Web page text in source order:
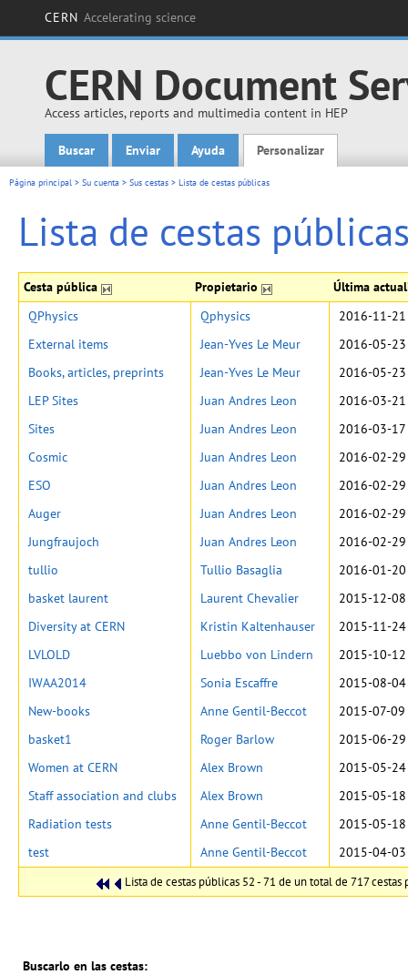
CERN Accelerating science
CERN Document
Access articles, reports and multimedia content in HEP
Main menu
Buscar Enviar Ayuda Personalizar
Página principal > Su cuenta > Sus cestas > Lista de cestas públicas
Lista de cestas
Cesta pública Propietario Última
Lista de cestas públicas 52 - 71 de un total de 717 cestas
QPhysics Qphysics
2016-11-
External items
Jean-Yves Le Meur
2016-05-
Books, articles, preprints
Jean-Yves Le Meur
2016-05-
LEP Sites
Juan Andres Leon
2016-03-
Sites
Juan Andres Leon
2016-03-
Cosmic
Juan Andres Leon
2016-02-
ESO
Juan Andres Leon
2016-02-
Auger
Juan Andres Leon
2016-02-
Jungfraujoch
Juan Andres Leon
2016-02-
tullio
Tullio Basaglia
2016-01-
basket laurent
Laurent Chevalier
2015-12-
Diversity at CERN
Kristin Kaltenhauser
2015-11-
LVLOLD
Luebbo von Lindern
2015-10-
IWAA2014
Sonia Escaffre
2015-08-
New-books
Anne Gentil-Beccot
2015-07-
basket1
Roger Barlow
2015-06-
Women at CERN
Alex Brown
2015-05-
Staff association and clubs
Alex Brown
2015-05-
Radiation tests
Anne Gentil-Beccot
2015-05-
test
Anne Gentil-Beccot 2015-04-
Buscarlo en las cestas: